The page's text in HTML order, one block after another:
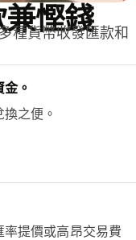
慳錢
種貨幣收發匯款和
。
之便。
提價或高昂交易費